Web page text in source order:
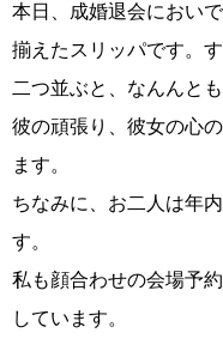
会社概要
特定商取引法の表記に
て
本日、成婚退会におい
揃えたスリッパです。
二つ並ぶと、なんんと
彼の頑張り、彼女の心
ます。
ちなみに、お二人は年
す。
私も顔合わせの会場予
しています。